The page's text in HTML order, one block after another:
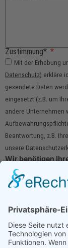
Zustimmung*
Mit der Erhebung
Datenschutz) erkläre
gesendete Daten
eingesetzt (z.B. um
andere Unternehmen
Beantwortung, z.B.
unsere
Wir benötigen
zu laden!
Informationen zu
Aktivitäten